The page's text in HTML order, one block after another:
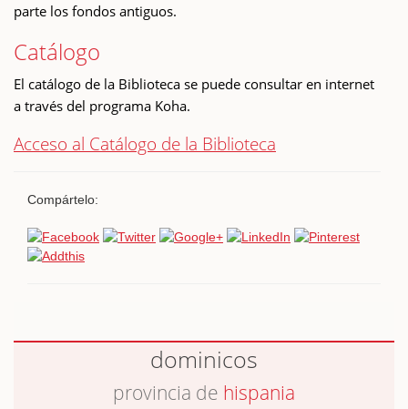
parte los fondos antiguos.
Catálogo
El catálogo de la Biblioteca se puede consultar en internet
a través del programa Koha.
Acceso al Catálogo de la Biblioteca
Compártelo:
dominicos
provincia de hispania